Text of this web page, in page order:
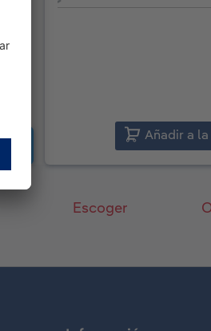
Añadir a la
Escoger